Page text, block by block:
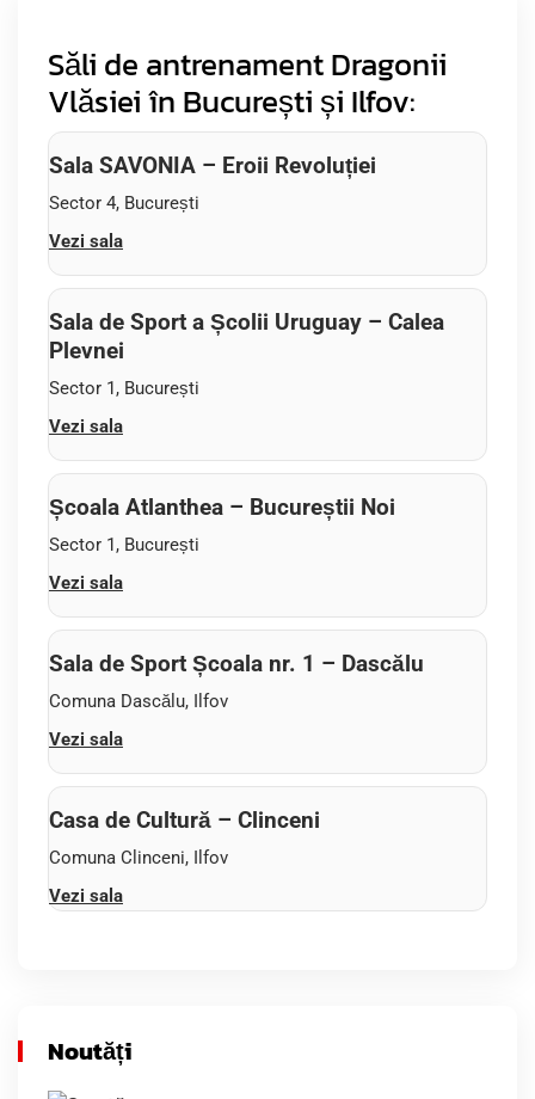
Săli de antrenament Dragonii
Vlăsiei în București și Ilfov:
Sala SAVONIA – Eroii Revoluției
Sector 4, București
Vezi sala
Sala de Sport a Școlii Uruguay – Calea
Plevnei
Sector 1, București
Vezi sala
Școala Atlanthea – Bucureștii Noi
Sector 1, București
Vezi sala
Sala de Sport Școala nr. 1 – Dascălu
Comuna Dascălu, Ilfov
Vezi sala
Casa de Cultură – Clinceni
Comuna Clinceni, Ilfov
Vezi sala
Noutăți